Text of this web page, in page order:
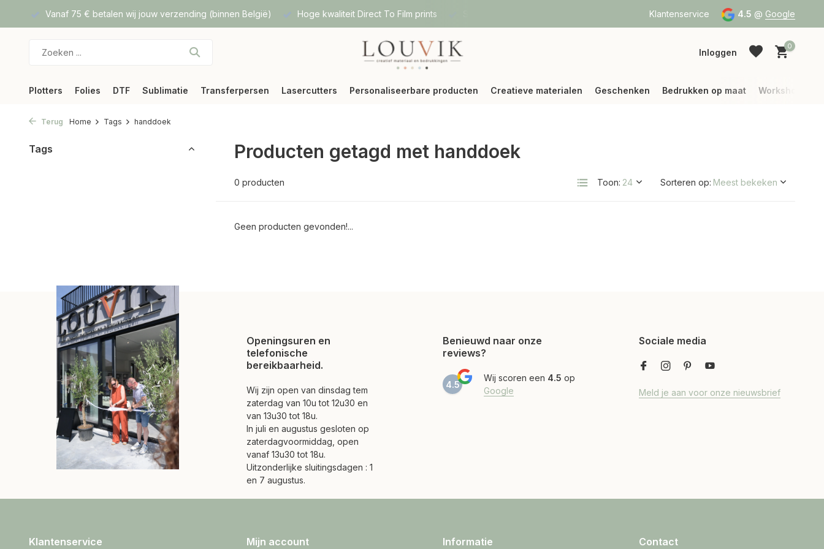
Vanaf 75 € betalen wij jouw verzending (binnen België) Hoge kwaliteit Direct To Film prints Vanaf 75 € betalen wij jouw verzending
Klantenservice 4.5 @ Google
Inloggen
0
Plotters Folies DTF Sublimatie Transferpersen Lasercutters Personaliseerbare producten Creatieve materialen Geschenken Bedrukken op maat Workshops
Terug Home Tags handdoek
Tags Producten getagd met handdoek
0 producten Toon: Sorteren op:
Geen producten gevonden!...
Openingsuren en
telefonische
bereikbaarheid.
Wij zijn open van dinsdag tem
zaterdag van 10u tot 12u30 en
van 13u30 tot 18u.
In juli en augustus gesloten op
zaterdagvoormiddag, open
vanaf 13u30 tot 18u.
Uitzonderlijke sluitingsdagen : 1
en 7 augustus.
Benieuwd naar onze
reviews?
4.5
Wij scoren een 4.5 op
Google
Sociale media
Meld je aan voor onze nieuwsbrief
Klantenservice Mijn account Informatie Contact